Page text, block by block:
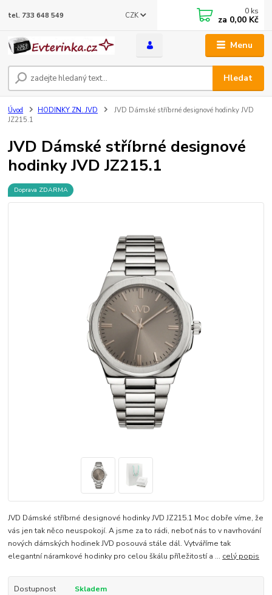
Menu
CZK
Hledat
tel. 733 648 549 0 ks
za 0,00 Kč
Úvod HODINKY ZN. JVD
JVD Dámské stříbrné designové hodinky JVD
JZ215.1
JVD Dámské stříbrné designové
hodinky JVD JZ215.1
Doprava ZDARMA
JVD Dámské stříbrné designové hodinky JVD JZ215.1 Moc dobře víme, že
vás jen tak něco neuspokojí. A jsme za to rádi, neboť nás to v navrhování
nových dámských hodinek JVD posouvá stále dál. Vytváříme tak
elegantní náramkové hodinky pro celou škálu příležitostí a ... celý popis
Dostupnost Skladem